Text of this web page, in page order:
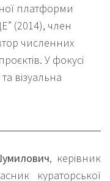
платформи
(2014), член
численних
У фокусі
візуальна
, керівник
кураторської